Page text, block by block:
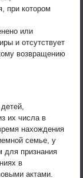
при котором
или
и отсутствует
возвращению
их числа в
нахождения
семье, у
для признания
в
актами.